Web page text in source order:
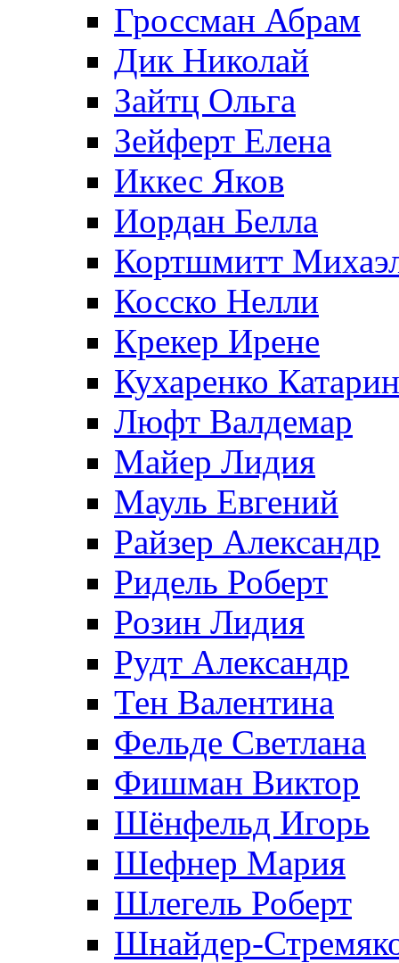
Гроссман Абрам
Дик Николай
Зайтц Ольга
Зейферт Елена
Иккес Яков
Иордан Белла
Кортшмитт
Косско Нелли
Крекер Ирене
Кухаренко
Люфт Валдемaр
Майер Лидия
Мауль Евгений
Райзер Александр
Ридель Роберт
Розин Лидия
Рудт Александр
Тен Валентина
Фельде Светлана
Фишман Виктор
Шёнфельд Игорь
Шефнер Мария
Шлегель Роберт
Шнайдер-